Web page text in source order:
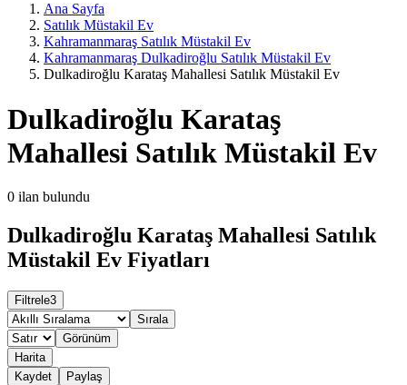
Ana Sayfa
Satılık Müstakil Ev
Kahramanmaraş Satılık Müstakil Ev
Kahramanmaraş Dulkadiroğlu Satılık Müstakil Ev
Dulkadiroğlu Karataş Mahallesi Satılık Müstakil Ev
Dulkadiroğlu Karataş
Mahallesi Satılık Müstakil Ev
0 ilan bulundu
Dulkadiroğlu Karataş Mahallesi Satılık
Müstakil Ev Fiyatları
Filtrele3
Sırala
Görünüm
Harita
Kaydet
Paylaş